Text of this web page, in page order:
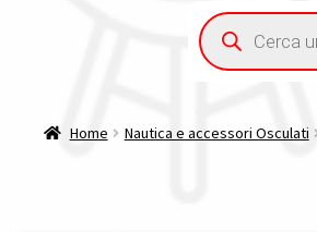
Acquisto iva 4% (agevolata)
Spedizioni in europaSpedizioni
Ricerca
prodotti
Home Nautica e accessori Osculati